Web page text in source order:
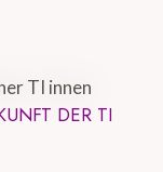
DER TI